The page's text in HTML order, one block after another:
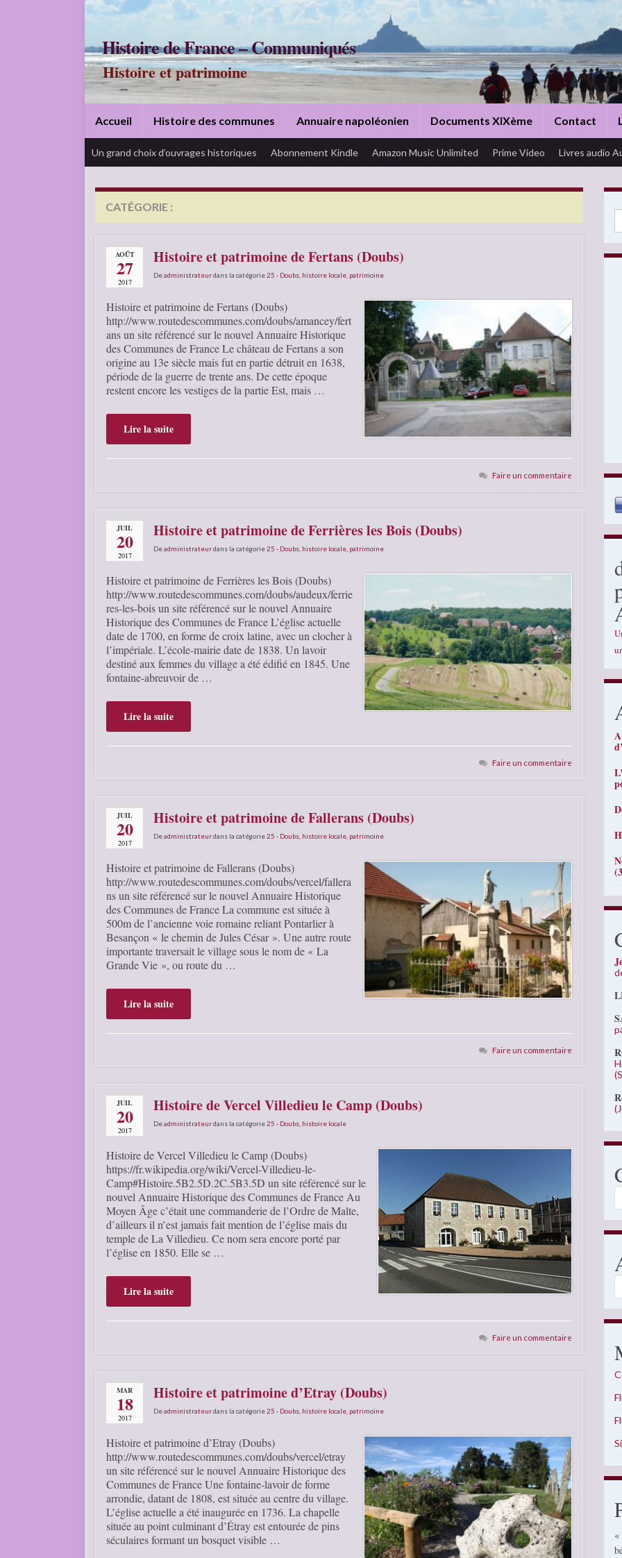
Histoire de France – Communiqués
Histoire et patrimoine
Accueil Histoire des communes Annuaire napoléonien Documents XIXème Contact
Un grand choix d’ouvrages historiques Abonnement Kindle Amazon Music Unlimited Prime Video Livres audio
CATÉGORIE :
AOÛT
27
2017
Histoire et patrimoine de Fertans (Doubs)
Deadministrateurdans la catégorie25 - Doubs histoire locale patrimoine
Histoire et patrimoine de Fertans (Doubs)
http://www.routedescommunes.com/doubs/amancey/fert
ans un site référencé sur le nouvel Annuaire Historique
des Communes de France Le château de Fertans a son
origine au 13e siècle mais fut en partie détruit en 1638,
période de la guerre de trente ans. De cette époque
restent encore les vestiges de la partie Est, mais …
Lire la suite
Faire un commentaire
JUIL
20
2017
Histoire et patrimoine de Ferrières les Bois (Doubs)
Deadministrateurdans la catégorie25 - Doubs histoire locale patrimoine
Histoire et patrimoine de Ferrières les Bois (Doubs)
http://www.routedescommunes.com/doubs/audeux/ferrie
res-les-bois un site référencé sur le nouvel Annuaire
Historique des Communes de France L’église actuelle
date de 1700, en forme de croix latine, avec un clocher à
l’impériale. L’école-mairie date de 1838. Un lavoir
destiné aux femmes du village a été édifié en 1845. Une
fontaine-abreuvoir de …
Lire la suite
Faire un commentaire
JUIL
20
2017
Histoire et patrimoine de Fallerans (Doubs)
Deadministrateurdans la catégorie25 - Doubs histoire locale patrimoine
Histoire et patrimoine de Fallerans (Doubs)
http://www.routedescommunes.com/doubs/vercel/fallera
ns un site référencé sur le nouvel Annuaire Historique
des Communes de France La commune est située à
500m de l’ancienne voie romaine reliant Pontarlier à
Besançon « le chemin de Jules César ». Une autre route
importante traversait le village sous le nom de « La
Grande Vie », ou route du …
Lire la suite
Faire un commentaire
JUIL
20
2017
Histoire de Vercel Villedieu le Camp (Doubs)
Deadministrateurdans la catégorie25 - Doubs histoire locale
Histoire de Vercel Villedieu le Camp (Doubs)
https://fr.wikipedia.org/wiki/Vercel-Villedieu-le-
Camp#Histoire.5B2.5D.2C.5B3.5D un site référencé sur le
nouvel Annuaire Historique des Communes de France Au
Moyen Âge c’était une commanderie de l’Ordre de Malte,
d’ailleurs il n’est jamais fait mention de l’église mais du
temple de La Villedieu. Ce nom sera encore porté par
l’église en 1850. Elle se …
Lire la suite
Faire un commentaire
MAR
18
2017
Histoire et patrimoine d’Etray (Doubs)
Deadministrateurdans la catégorie25 - Doubs histoire locale patrimoine
Histoire et patrimoine d’Etray (Doubs)
http://www.routedescommunes.com/doubs/vercel/etray
un site référencé sur le nouvel Annuaire Historique des
Communes de France Une fontaine-lavoir de forme
arrondie, datant de 1808, est située au centre du village.
L’église actuelle a été inaugurée en 1736. La chapelle
située au point culminant d’Étray est entourée de pins
séculaires formant un bosquet visible …